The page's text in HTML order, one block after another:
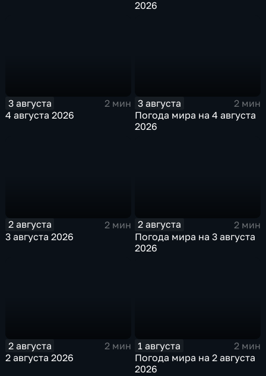
2026
3 августа
2 мин
4 августа 2026
3 августа
2 мин
Погода мира на 4 августа
2026
2 августа
2 мин
3 августа 2026
2 августа
2 мин
Погода мира на 3 августа
2026
2 августа
2 мин
2 августа 2026
1 августа
2 мин
Погода мира на 2 августа
2026